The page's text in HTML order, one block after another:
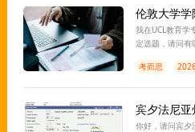
我在UCL教育学
定选题，请问有
考而思
你好，请问宾